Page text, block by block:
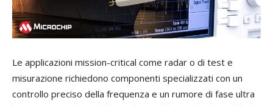
Le applicazioni mission-critical come radar o di test e
misurazione richiedono componenti specializzati con un
controllo preciso della frequenza e un rumore di fase ultra